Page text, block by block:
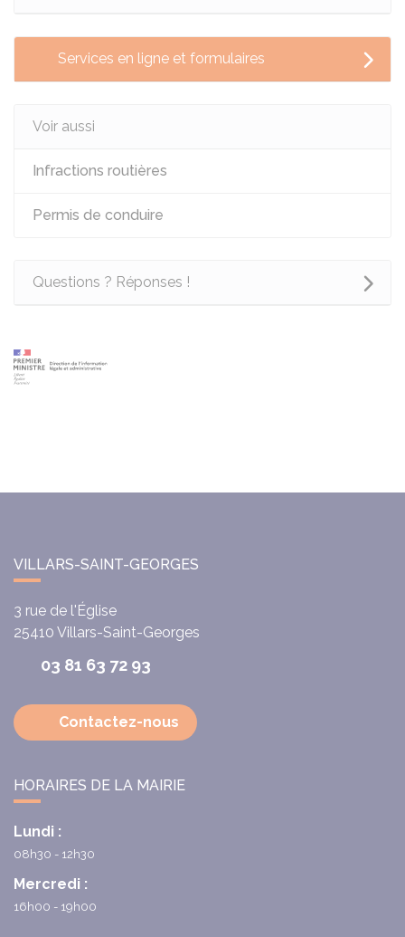
Services en ligne et formulaires
Voir aussi
Infractions routières
Permis de conduire
Questions ? Réponses !
VILLARS-SAINT-GEORGES
3 rue de l'Église
25410 Villars-Saint-Georges
03 81 63 72 93
Contactez-nous
HORAIRES DE LA MAIRIE
Lundi :
08h30 - 12h30
Mercredi :
16h00 - 19h00